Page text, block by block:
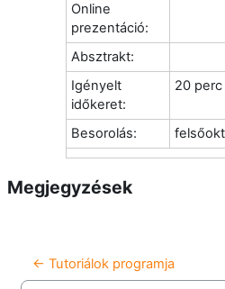
Online
prezentáció:
Absztrakt:
Igényelt
időkeret:
20 perc
Besorolás:
Megjegyzések
← Tutoriálok programja